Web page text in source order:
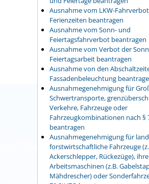
Ausnahme vom LKW-
Ferienzeiten beantragen
Ausnahme vom Sonn- und
Feiertagsfahrverbot beantragen
Ausnahme vom Verbot der
Feiertagsarbeit beantragen
Ausnahme von den
Fassadenbeleuchtung
Ausnahmegenehmigung für
Schwertransporte,
Verkehre, Fahrzeuge oder
Fahrzeugkombinationen nach §
beantragen
Ausnahmegenehmigung für
forstwirtschaftliche Fahrzeuge
Ackerschlepper, Rückezüge),
Arbeitsmaschinen (z.B.
Mähdrescher) oder